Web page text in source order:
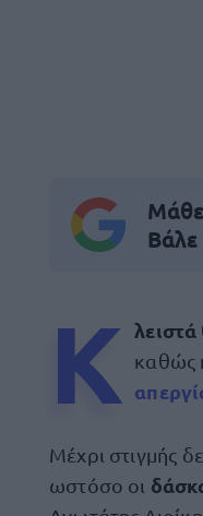
Μάθε
Κ λειστά
καθώς
Μέχρι στιγμής
ωστόσο οι